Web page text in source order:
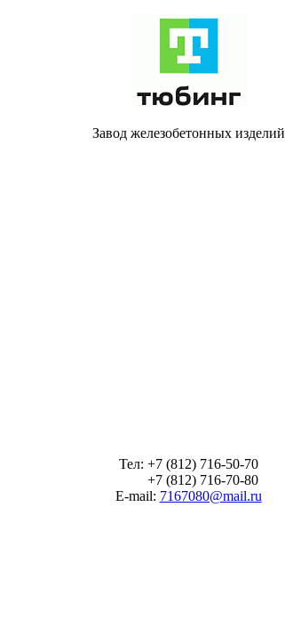
Завод железобетонных изделий
Тел: +7 (812) 716-50-70
+7 (812) 716-70-80
E-mail: 7167080@mail.ru